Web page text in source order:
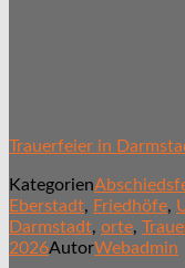
Trauerfeier in
Kategorien
Eberstadt, Friedhöfe,
Darmstadt, orte,
2026AutorWebadmin